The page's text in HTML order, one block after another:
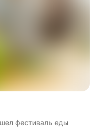
фестиваль еды